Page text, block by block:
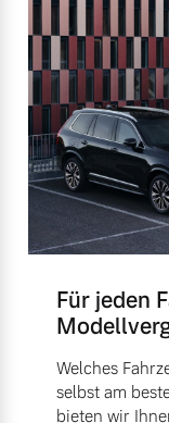
Für jeden
Welches
selbst am
bieten wir